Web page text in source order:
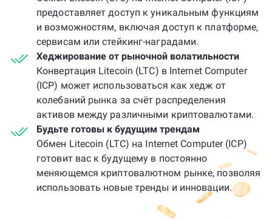
предоставляет доступ к уникальным функциям
и возможностям, включая доступ к платформе,
сервисам или стейкинг-наградами.
Хеджирование от рыночной волатильности
Конвертация Litecoin (LTC) в Internet Computer
(ICP) может использоваться как хедж от
колебаний рынка за счёт распределения
активов между различными криптовалютами.
Будьте готовы к будущим трендам
Обмен Litecoin (LTC) на Internet Computer (ICP)
готовит вас к будущему в постоянно
меняющемся криптовалютном рынке, позволяя
использовать новые тренды и инновации.